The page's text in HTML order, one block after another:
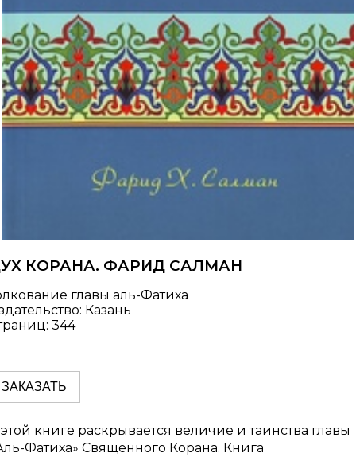
КОРАНА. ФАРИД САЛМАН
главы аль-Фатиха
Казань
344
ЗАКАЗАТЬ
книге раскрывается величие и таинства главы
Фатиха» Священного Корана. Книга